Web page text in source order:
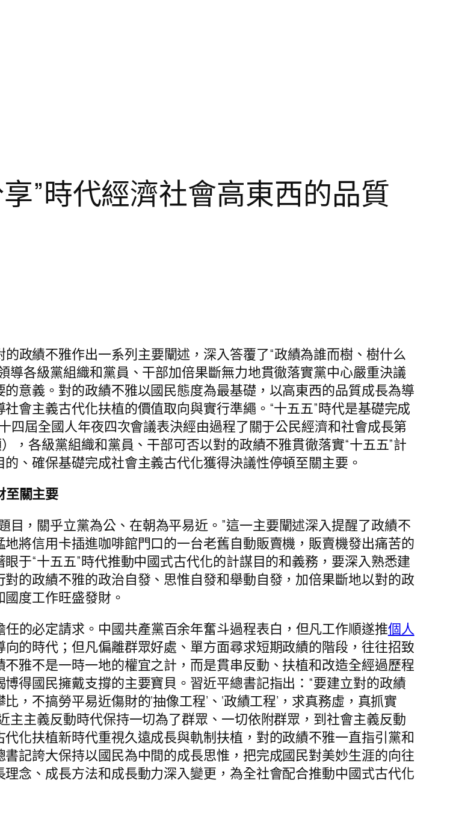
”時代經濟社會高東西的品質
政績不雅作出一系列主要闡述，深入答覆了“政績為誰而樹、樹什么
導各級黨組織和黨員、干部加倍果斷無力地貫徹落實黨中心嚴重決議
意義。對的政績不雅以國民態度為最基礎，以高東西的品質成長為導
會主義古代化扶植的價值取向與實行準繩。“十五五”時代是基礎完成
四屆全國人年夜四次會議表決經由過程了關于公民經濟和社會成長第
，各級黨組織和黨員、干部可否以對的政績不雅貫徹落實“十五五”計
、確保基礎完成社會主義古代化獲得決議性停頓至關主要。
至關主要
目，關乎立黨為公、在朝為平易近。”這一主要闡述深入提醒了政績不
將信用卡插進咖啡館門口的一台老舊自動販賣機，販賣機發出痛苦的
于“十五五”時代推動中國式古代化的計謀目的和義務，要深入熟悉建
的政績不雅的政治自發、思惟自發和舉動自發，加倍果斷地以對的政
度工作旺盛發財。
的必定請求。中國共產黨百余年奮斗過程表白，但凡工作順遂推個人
的時代；但凡偏離群眾好處、單方面尋求短期政績的階段，往往招致
雅不是一時一地的權宜之計，而是貫串反動、扶植和改造全經過歷程
得國民擁戴支撐的主要寶貝。習近平總書記指出：“要建立對的政績
不搞勞平易近傷財的‘抽像工程’、‘政績工程’，求真務虛，真抓實
主主義反動時代保持一切為了群眾、一切依附群眾，到社會主義反動
化扶植新時代重視久遠成長與軌制扶植，對的政績不雅一直指引黨和
記誇大保持以國民為中間的成長思惟，把完成國民對美妙生涯的向往
念、成長方法和成長動力深入變更，為全社會配合推動中國式古代化